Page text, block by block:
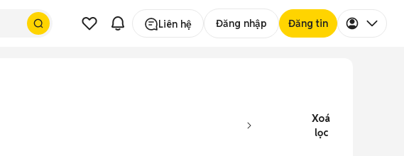
Liên hệ Đăng nhập Đăng tin
Xoá
lọc